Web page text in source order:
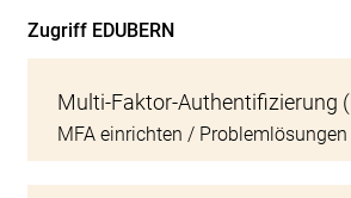
Zugriff EDUBERN
Multi-Faktor-Authentifizierung
MFA einrichten / Problemlösungen